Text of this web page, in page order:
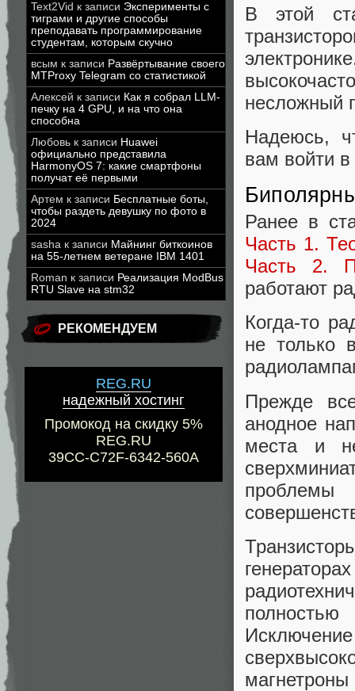
Text2Vid к записи Эксперименты с
тиграми и другие способы
преподавать программирование
студентам, которым скучно
всым к записи Развёртывание своего
MTProxy Telegram со статистикой
Алексей к записи Как я собрал LLM-
печку на 4 GPU, и на что она
способна
Любовь к записи Huawei
официально представила
HarmonyOS 7: какие смартфоны
получат её первыми
Артем к записи Бесплатные боты,
чтобы раздеть девушку по фото в
2024
sasha к записи Майнинг биткоинов
на 55-летнем ветеране IBM 1401
Roman к записи Реализация ModBus
RTU Slave на stm32
РЕКОМЕНДУЕМ
REG.RU
надежный хостинг
Промокод на скидку 5%
REG.RU
39CC-C72F-6342-560A
В этой
несложный
Надеюсь,
вам войти
Ранее в
Часть 1.
Часть 2.
работают
Когда-то
не только
Прежде
анодное
места и